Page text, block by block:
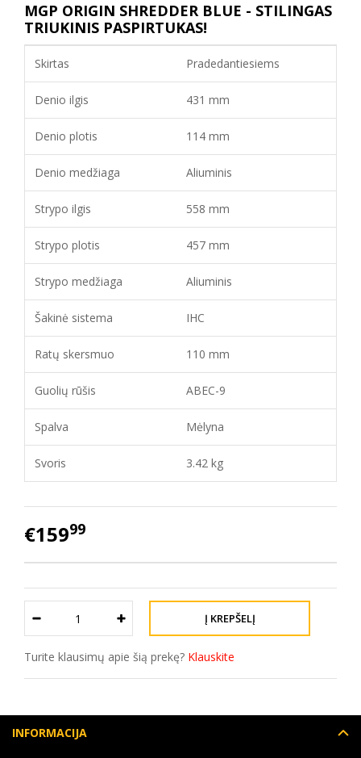
MGP ORIGIN SHREDDER BLUE - STILINGAS
TRIUKINIS PASPIRTUKAS!
Skirtas Pradedantiesiems
Denio ilgis 431 mm
Denio plotis 114 mm
Denio medžiaga Aliuminis
Strypo ilgis 558 mm
Strypo plotis 457 mm
Strypo medžiaga Aliuminis
Šakinė sistema IHC
Ratų skersmuo 110 mm
Guolių rūšis ABEC-9
Spalva Mėlyna
Svoris 3.42 kg
€15999
Turite klausimų apie šią prekę? Klauskite
INFORMACIJA